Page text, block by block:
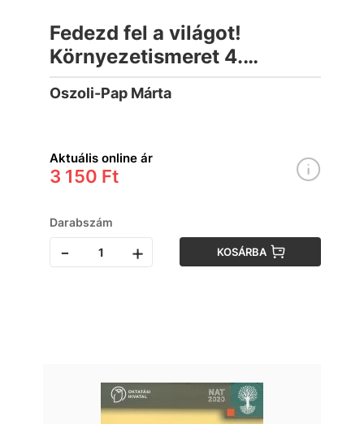
Fedezd fel a világot!
Környezetismeret 4.
munkafüzet
Oszoli-Pap Márta
Aktuális online ár
3 150 Ft
Darabszám
- + KOSÁRBA